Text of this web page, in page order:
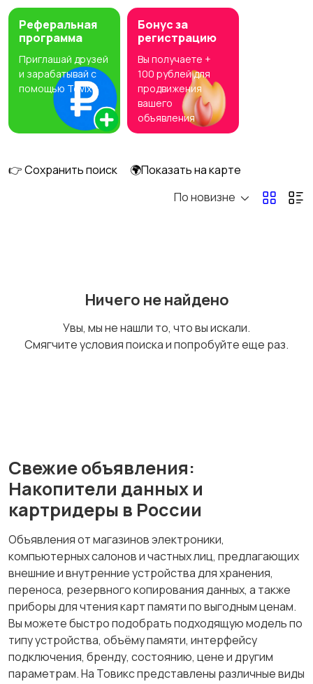
геймпады
обеспечение
Накопители данных и
картридеры
Мультимедиа
оборудование1
расходники
Реферальная
программа
Приглашай друзей
и зарабатывай с
помощью Tovix
Бонус за
регистрацию
Вы получаете +
100 рублей для
продвижения
вашего
объявления
👉 Сохранить поиск
🌍Показать на карте
По новизне
Ничего не найдено
Увы, мы не нашли то, что вы искали.
Смягчите условия поиска и попробуйте еще раз.
Свежие объявления:
Накопители данных и
картридеры в России
Объявления от магазинов электроники,
компьютерных салонов и частных лиц, предлагающих
внешние и внутренние устройства для хранения,
переноса, резервного копирования данных, а также
приборы для чтения карт памяти по выгодным ценам.
Вы можете быстро подобрать подходящую модель по
типу устройства, объёму памяти, интерфейсу
подключения, бренду, состоянию, цене и другим
параметрам. На Товикс представлены различные виды